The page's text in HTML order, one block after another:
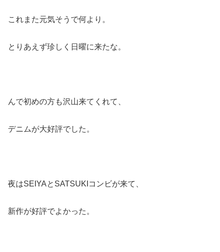
これまた元気そうで何より。
とりあえず珍しく日曜に来たな。
んで初めの方も沢山来てくれて、
デニムが大好評でした。
夜はSEIYAとSATSUKIコンビが来て、
新作が好評でよかった。